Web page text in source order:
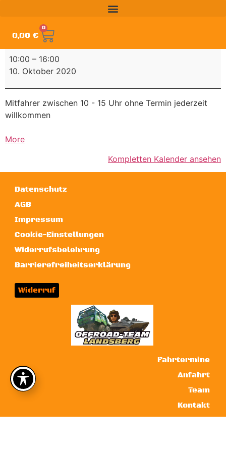
0,00 €
0
10:00 – 16:00
10. Oktober 2020
Mitfahrer zwischen 10 - 15 Uhr ohne Termin jederzeit
willkommen
More
Kompletten Kalender ansehen
Datenschutz
AGB
Impressum
Cookie-Einstellungen
Widerrufsbelehrung
Barrierefreiheitserklärung
Widerruf
Fahrtermine
Anfahrt
Team
Kontakt